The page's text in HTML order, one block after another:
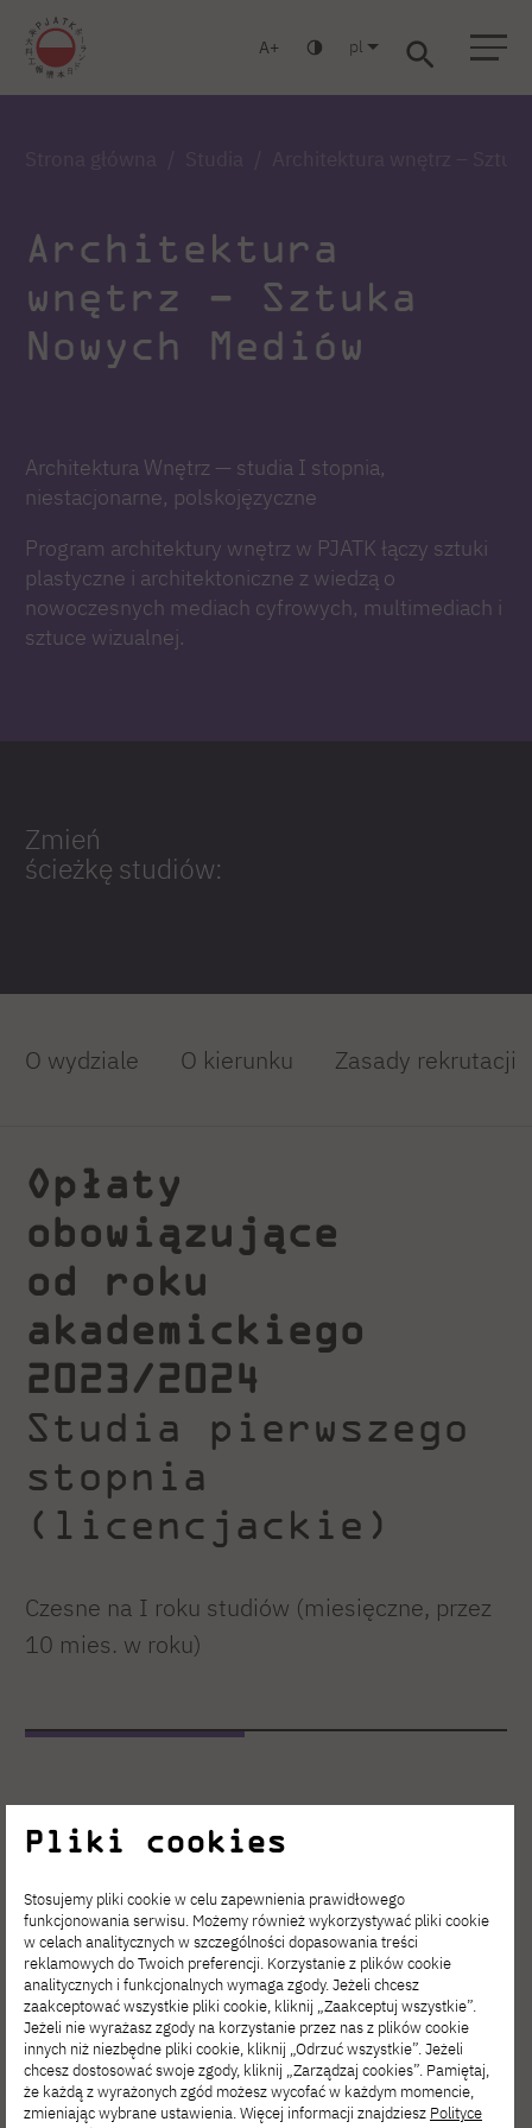
Warszawa Gdańsk Liceum Studia podyplomowe Studia MBA
A pl
Architektura
wnętrz – Sztuka
Nowych Mediów
Architektura Wnętrz — studia I stopnia,
niestacjonarne, polskojęzyczne
Program architektury wnętrz w PJATK łączy sztuki
plastyczne i architektoniczne z wiedzą o
nowoczesnych mediach cyfrowych, multimediach i
sztuce wizualnej.
Zmień
ścieżkę studiów:
O wydziale O kierunku Zasady rekrutacji
Opłaty
obowiązujące
od roku
akademickiego
2023/2024
Studia pierwszego
stopnia
(licencjackie)
Czesne na I roku studiów (miesięczne, przez
10 mies. w roku)
1800 zł (za miesiąc)
Studia pierwszego stopnia (licencjackie)
stacjonarne polskojęzyczne (dzienne)
Pliki cookies
Stosujemy pliki cookie w celu zapewnienia prawidłowego
funkcjonowania serwisu. Możemy również wykorzystywać pliki cookie
w celach analitycznych w szczególności dopasowania treści
reklamowych do Twoich preferencji. Korzystanie z plików cookie
analitycznych i funkcjonalnych wymaga zgody. Jeżeli chcesz
zaakceptować wszystkie pliki cookie, kliknij „Zaakceptuj wszystkie”.
Jeżeli nie wyrażasz zgody na korzystanie przez nas z plików cookie
innych niż niezbędne pliki cookie, kliknij „Odrzuć wszystkie”. Jeżeli
chcesz dostosować swoje zgody, kliknij „Zarządzaj cookies”. Pamiętaj,
że każdą z wyrażonych zgód możesz wycofać w każdym momencie,
zmieniając wybrane ustawienia. Więcej informacji znajdziesz Polityce